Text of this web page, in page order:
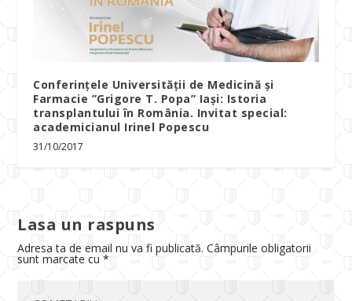
Conferințele Universității de Medicină și
Farmacie ”Grigore T. Popa” Iași: Istoria
transplantului în România. Invitat special:
academicianul Irinel Popescu
31/10/2017
Lasa un raspuns
Adresa ta de email nu va fi publicată. Câmpurile obligatorii
sunt marcate cu*